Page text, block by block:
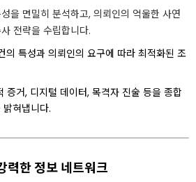
을 면밀히 분석하고, 의뢰인의 억울한 사연
전략을 수립합니다.
의 특성과 의뢰인의 요구에 따라 최적화된 조
증거, 디지털 데이터, 목격자 진술 등을 종합
혀냅니다.
력한 정보 네트워크